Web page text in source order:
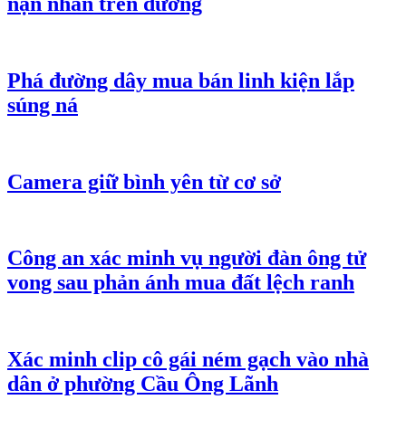
Phá đường dây mua bán linh kiện lắp
súng ná
Camera giữ bình yên từ cơ sở
Công an xác minh vụ người đàn ông tử
vong sau phản ánh mua đất lệch ranh
Xác minh clip cô gái ném gạch vào nhà
dân ở phường Cầu Ông Lãnh